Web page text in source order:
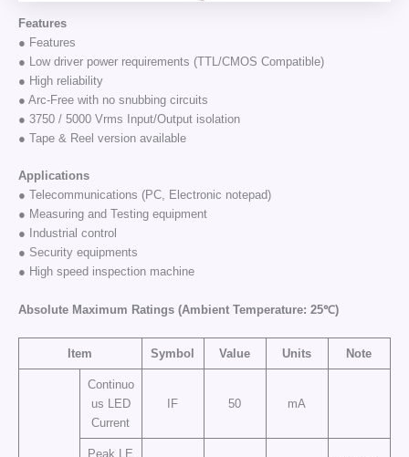
Features
● Features
● Low driver power requirements (TTL/CMOS Compatible)
● High reliability
● Arc-Free with no snubbing circuits
● 3750 / 5000 Vrms Input/Output isolation
● Tape & Reel version available
Applications
● Telecommunications (PC, Electronic notepad)
● Measuring and Testing equipment
● Industrial control
● Security equipments
● High speed inspection machine
Absolute Maximum Ratings (Ambient Temperature: 25℃)
Item Symbol Value Units Note
Continuo
us LED
Current
IF 50 mA
Peak LE